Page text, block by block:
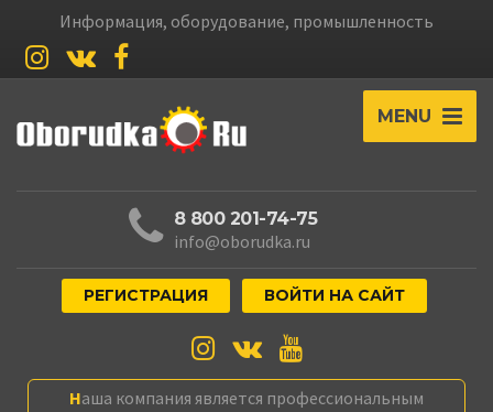
Информация, оборудование, промышленность
MENU
8 800 201-74-75
info@oborudka.ru
РЕГИСТРАЦИЯ ВОЙТИ НА САЙТ
Наша компания является профессиональным